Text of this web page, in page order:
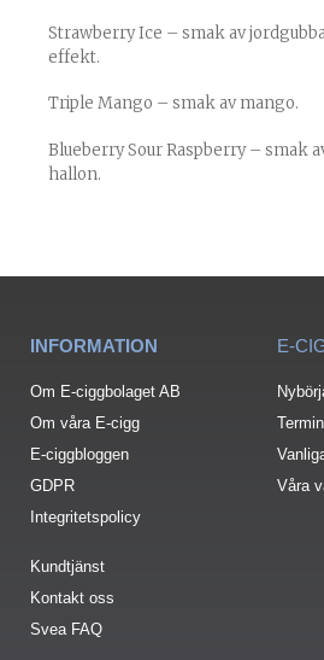
Strawberry Ice – smak av
effekt.
Triple Mango – smak av mango.
Blueberry Sour Raspberry – smak
hallon.
INFORMATION
Om E-ciggbolaget AB
Om våra E-cigg
E-ciggbloggen
GDPR
Integritetspolicy
Kundtjänst
Kontakt oss
Svea FAQ
E-
Våra